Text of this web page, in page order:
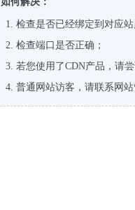
检查是否已经绑定到对应
检查端口是否正确；
若您使用了CDN产品，请尝
普通网站访客，请联系网站